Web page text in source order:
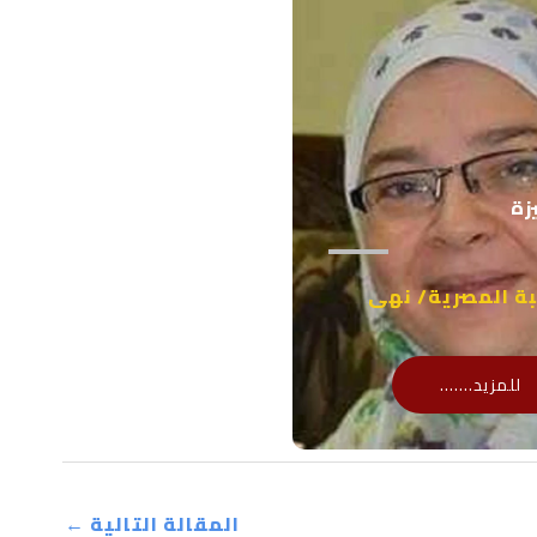
المصرية/ نهى
للمزيد.......
المقالة التالية ←